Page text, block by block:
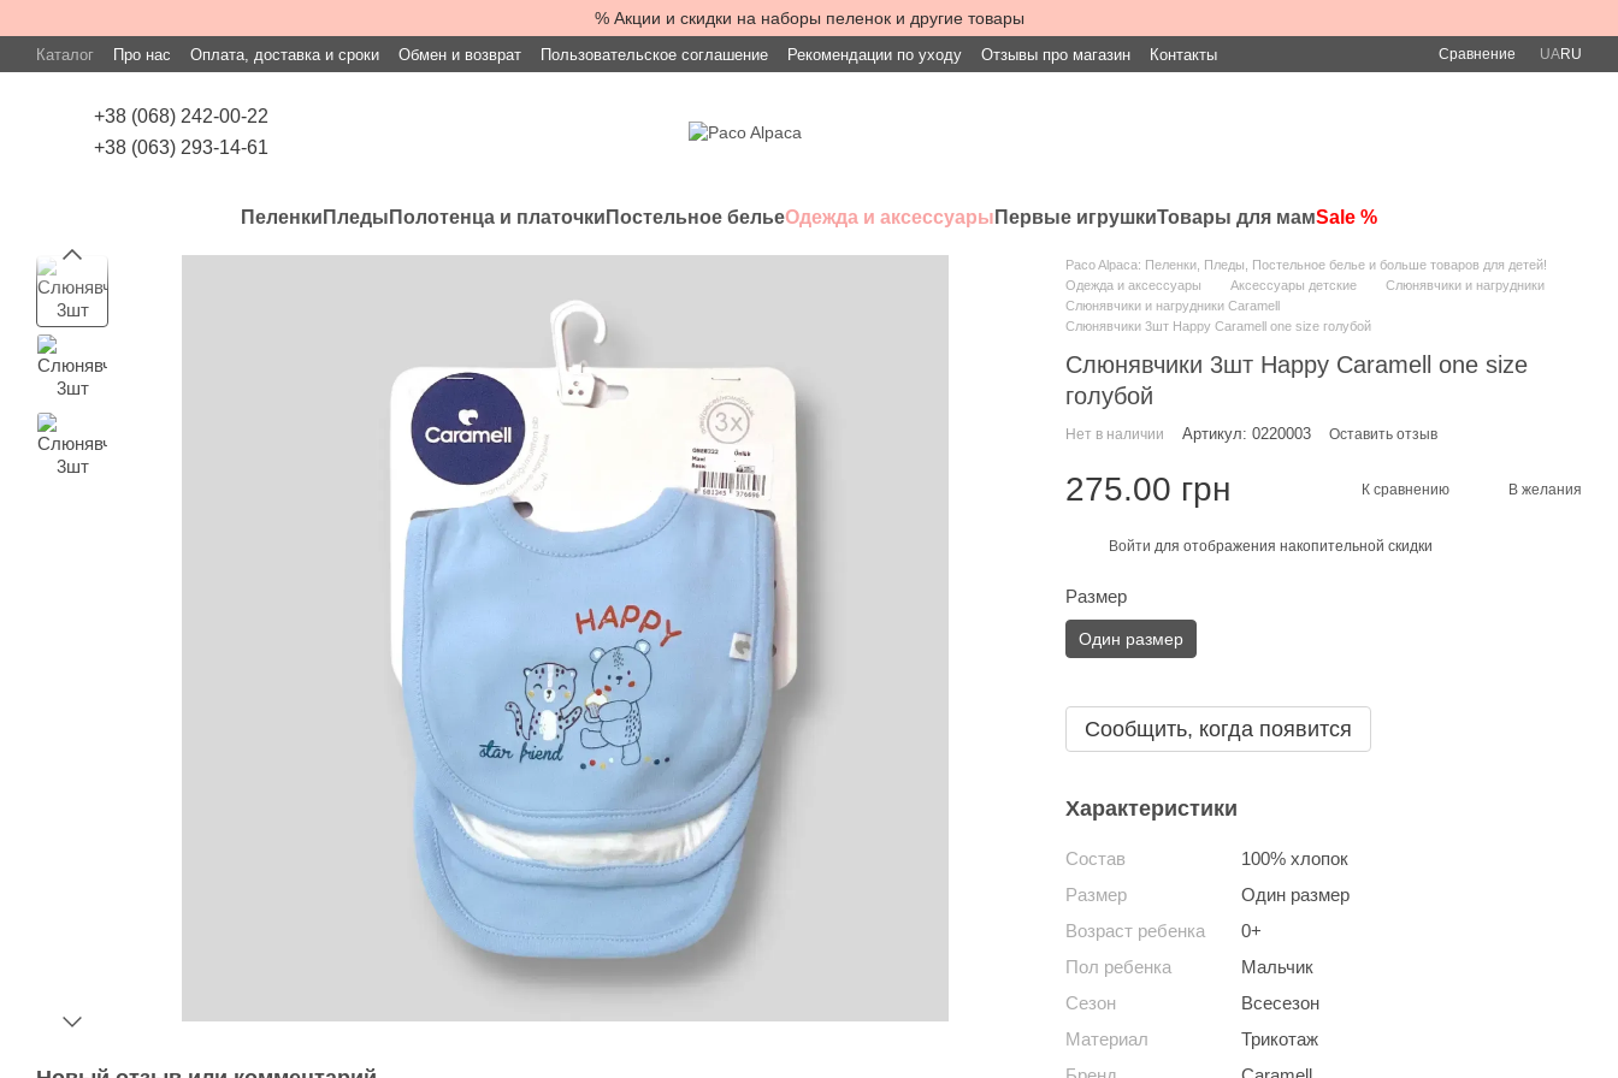
% Акции и скидки на наборы пеленок и другие товары
Каталог Про нас Оплата, доставка и сроки Обмен и возврат Пользовательское соглашение Рекомендации по уходу Отзывы про магазин Контакты Сравнение UARU
+38 (068) 242-00-22
+38 (063) 293-14-61
Пеленки Пледы Полотенца и платочки Постельное бельеОдежда и аксессуары Первые игрушкиТовары для мамSale %
Paco Alpaca: Пеленки, Пледы, Постельное белье и больше товаров для детей!
Одежда и аксессуары
Аксессуары детские
Слюнявчики и нагрудники
Слюнявчики и нагрудники Caramell
Слюнявчики 3шт Happy Caramell one size голубой
Слюнявчики 3шт Happy Caramell one size
голубой
Нет в наличии Артикул: 0220003 Оставить отзыв
275.00 грн К сравнению В желания
Войти для отображения накопительной скидки
Размер
Один размер
Сообщить, когда появится
Характеристики
Состав
100% хлопок
Размер
Один размер
Возраст ребенка
0+
Пол ребенка
Мальчик
Сезон
Всесезон
Материал
Трикотаж